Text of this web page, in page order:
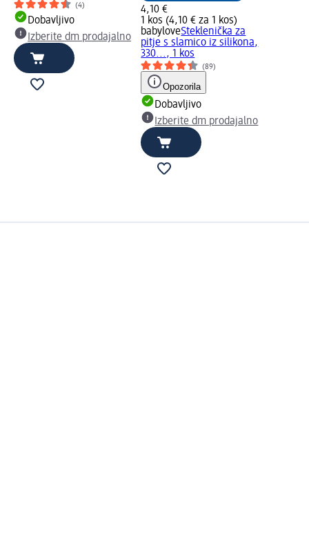
(4)
Dobavljivo
Izberite dm prodajalno
4,10 €
1 kos (4,10 € za 1 kos)
babyloveSteklenička za
pitje s slamico iz silikona,
330..., 1 kos
(89)
Opozorila
Dobavljivo
Izberite dm prodajalno